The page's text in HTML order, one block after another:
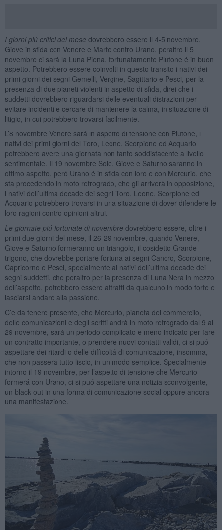
I giorni piú critici del mese dovrebbero essere il 4-5 novembre,
Giove in sfida con Venere e Marte contro Urano, peraltro il 5
novembre ci sará la Luna Piena, fortunatamente Plutone é in buon
aspetto. Potrebbero essere coinvolti in questo transito i nativi dei
primi giorni dei segni Gemelli, Vergine, Sagittario e Pesci, per la
presenza di due pianeti violenti in aspetto di sfida, direi che i
suddetti dovrebbero riguardarsi delle eventuali distrazioni per
evitare incidenti e cercare di mantenere la calma, in situazione di
litigio, in cui potrebbero trovarsi facilmente.
L’8 novembre Venere sará in aspetto di tensione con Plutone, i
nativi dei primi giorni del Toro, Leone, Scorpione ed Acquario
potrebbero avere una giornata non tanto soddisfacente a livello
sentimentale. Il 19 novembre Sole, Giove e Saturno saranno in
ottimo aspetto, peró Urano é in sfida con loro e con Mercurio, che
sta procedendo in moto retrogrado, che gli arriverà in opposizione,
i nativi dell’ultima decade dei segni Toro, Leone, Scorpione ed
Acquario potrebbero trovarsi in una situazione di dover difendere le
loro ragioni contro opinioni altrui.
Le giornate piú fortunate di novembre dovrebbero essere, oltre i
primi due giorni del mese, il 26-29 novembre, quando Venere,
Giove e Saturno formeranno un triangolo, il cosidetto Grande
trigono, che dovrebbe portare fortuna ai segni Cancro, Scorpione,
Capricorno e Pesci, specialmente ai nativi dell’ultima decade dei
segni suddetti, che peraltro per la presenza di Luna Nera in mezzo
dell’aspetto, potrebbero essere attratti da qualcuno in modo forte e
lasciarsi andare alla passione.
C’e da tenere presente, che Mercurio, pianeta del commerciio,
delle comunicazioni e degli scritti andrà in moto retrogrado dal 9 al
29 novembre, sará un periodo complicato e meno indicato per fare
un contratto importante, o prendere nuovi contatti validi, ci si puó
aspettare dei ritardi o delle difficoltá di comunicazione, insomma,
che non passerá tutto liscio, in un modo semplice. Specialmente
intorno il 19 novembre, per l’aspetto di tensione che Mercurio
formerá con Urano, ci si puó aspettare una notizia sconvolgente,
un black-out in una forma di comunicazione social oppure ancora
una manifestazione.